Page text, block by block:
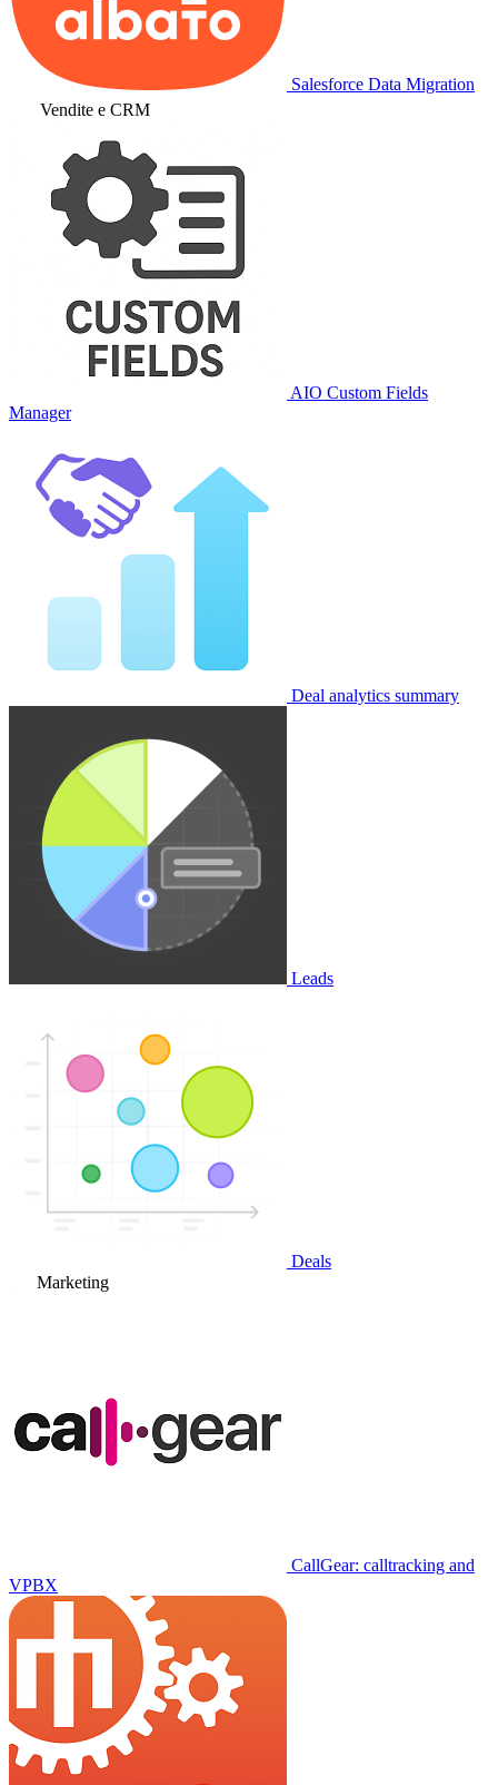
Salesforce Data Migration
Vendite e CRM
AIO Custom Fields
Manager
Deal analytics summary
Leads
Deals
Marketing
CallGear: calltracking and
VPBX